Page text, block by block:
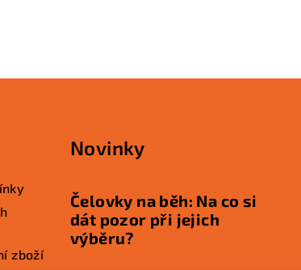
zboží
Novinky
Čelovky na běh: Na co si
dát pozor při jejich
výběru?